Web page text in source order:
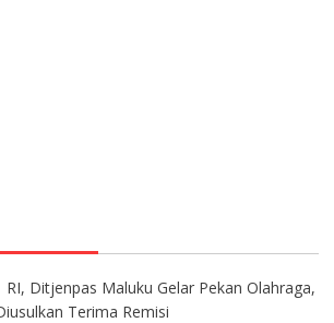
Ditjenpas Maluku Gelar Pekan Olahraga,
Terima Remisi